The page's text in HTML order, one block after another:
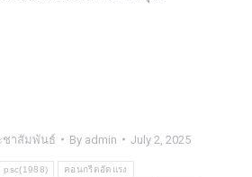
ชาสัมพันธ์ By admin July 2, 2025
psc(1988) คอนกรีตอัดแรง